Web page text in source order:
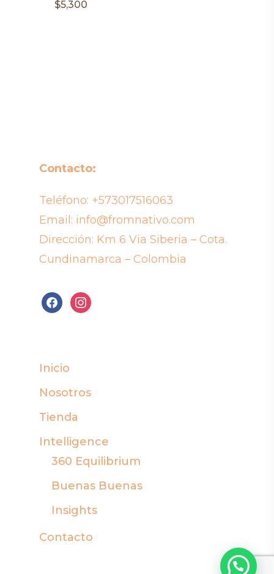
$5,300
Contacto:
Teléfono: +573017516063
Email: info@fromnativo.com
Dirección: Km 6 Via Siberia – Cota.
Cundinamarca – Colombia
facebookinstagram
Inicio
Nosotros
Tienda
Intelligence
360 Equilibrium
Buenas Buenas
Insights
Contacto